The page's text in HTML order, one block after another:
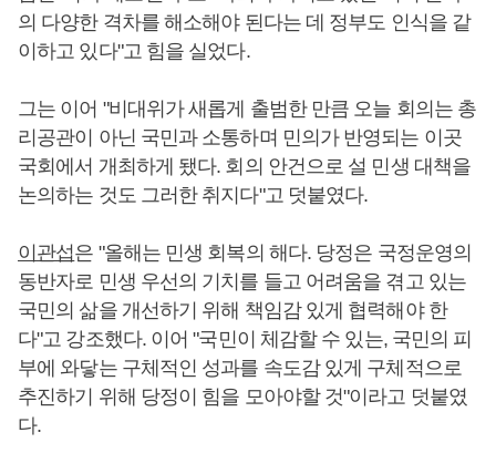
의 다양한 격차를 해소해야 된다는 데 정부도 인식을 같
이하고 있다"고 힘을 실었다.
그는 이어 "비대위가 새롭게 출범한 만큼 오늘 회의는 총
리공관이 아닌 국민과 소통하며 민의가 반영되는 이곳
국회에서 개최하게 됐다. 회의 안건으로 설 민생 대책을
논의하는 것도 그러한 취지다"고 덧붙였다.
이관섭은 "올해는 민생 회복의 해다. 당정은 국정운영의
동반자로 민생 우선의 기치를 들고 어려움을 겪고 있는
국민의 삶을 개선하기 위해 책임감 있게 협력해야 한
다"고 강조했다. 이어 "국민이 체감할 수 있는, 국민의 피
부에 와닿는 구체적인 성과를 속도감 있게 구체적으로
추진하기 위해 당정이 힘을 모아야할 것"이라고 덧붙였
다.